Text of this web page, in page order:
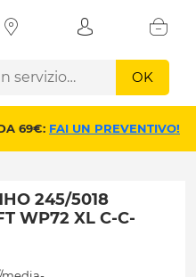
OK
69€: FAI UN PREVENTIVO!
245/5018
WP72 XL C-C-